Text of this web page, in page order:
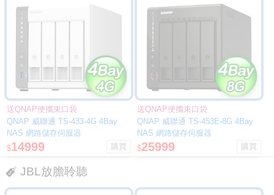
QNAP 威聯通 TS-433-4G 4Bay
NAS 網路儲存伺服器
送QNAP便攜束口袋
$14999
QNAP 威聯通 TS-453E-8G 4Bay
NAS 網路儲存伺服器
送QNAP便攜束口袋
$25999
JBL放膽聆聽